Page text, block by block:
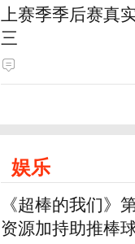
上赛季季后赛真
三
娱乐
《超棒的我们
资源加持助推棒